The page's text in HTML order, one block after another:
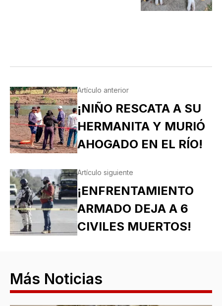
Artículo anterior
¡NIÑO RESCATA A SU
HERMANITA Y MURIÓ
AHOGADO EN EL RÍO!
Artículo siguiente
¡ENFRENTAMIENTO
ARMADO DEJA A 6
CIVILES MUERTOS!
Más Noticias